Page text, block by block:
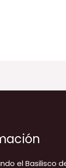
el Basilisco